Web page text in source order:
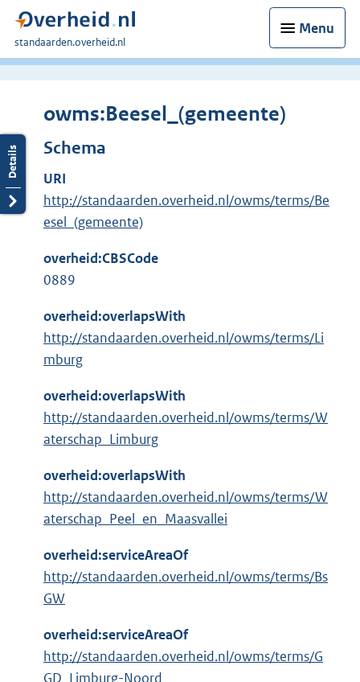
Menu
U
bent
standaarden.overheid.nl
owms:Beesel_(gemeente)
Schema
URI
http://standaarden.overheid.nl/owms/terms/Be
esel_(gemeente)
overheid:CBSCode
0889
overheid:overlapsWith
http://standaarden.overheid.nl/owms/terms/Li
mburg
overheid:overlapsWith
http://standaarden.overheid.nl/owms/terms/W
aterschap_Limburg
overheid:overlapsWith
http://standaarden.overheid.nl/owms/terms/W
aterschap_Peel_en_Maasvallei
overheid:serviceAreaOf
http://standaarden.overheid.nl/owms/terms/Bs
GW
overheid:serviceAreaOf
http://standaarden.overheid.nl/owms/terms/G
GD_Limburg-Noord